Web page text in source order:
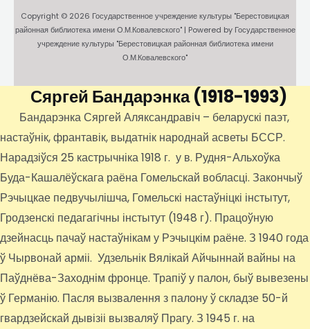
Copyright © 2026 Государственное учреждение культуры "Берестовицкая
районная библиотека имени О.М.Ковалевского" | Powered by Государственное
учреждение культуры "Берестовицкая районная библиотека имени
О.М.Ковалевского"
Сяргей Бандарэнка(1918-1993)
Бандарэнка Сяргей Аляксандравіч – беларускі паэт,
настаўнік, франтавік, выдатнік народнай асветы БССР.
Нарадзіўся 25 кастрычніка 1918 г. у в. Рудня-Альхоўка
Буда-Кашалёўскага раёна Гомельскай вобласці. Закончыў
Рэчыцкае педвучылішча, Гомельскі настаўніцкі інстытут,
Гродзенскі педагагічны інстытут (1948 г). Працоўную
дзейнасць пачаў настаўнікам у Рэчыцкім раёне. З 1940 года
ў Чырвонай арміі. Удзельнік Вялікай Айчыннай вайны на
Паўднёва-Заходнім фронце. Трапіў у палон, быў вывезены
ў Германію. Пасля вызвалення з палону ў складзе 50-й
гвардзейскай дывізіі вызваляў Прагу. З 1945 г. на